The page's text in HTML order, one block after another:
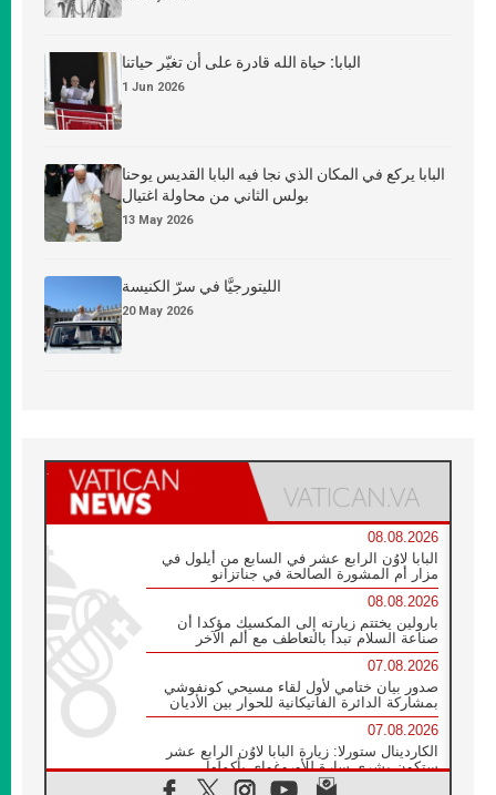
البابا: حياة الله قادرة على أن تغيّر حياتنا
1 Jun 2026
البابا يركع في المكان الذي نجا فيه البابا القديس يوحنا
بولس الثاني من محاولة اغتيال
13 May 2026
الليتورجيَّا في سرّ الكنيسة
20 May 2026
08.08.2026
البابا لاوُن الرابع عشر في السابع من أيلول في
مزار أم المشورة الصالحة في جناتزانو
08.08.2026
بارولين يختتم زيارته إلى المكسيك مؤكدا أن
صناعة السلام تبدأ بالتعاطف مع ألم الآخر
07.08.2026
صدور بيان ختامي لأول لقاء مسيحي كونفوشي
بمشاركة الدائرة الفاتيكانية للحوار بين الأديان
07.08.2026
الكاردينال ستورلا: زيارة البابا لاوُن الرابع عشر
ستكون بشرى سارة للأوروغواي بأكملها